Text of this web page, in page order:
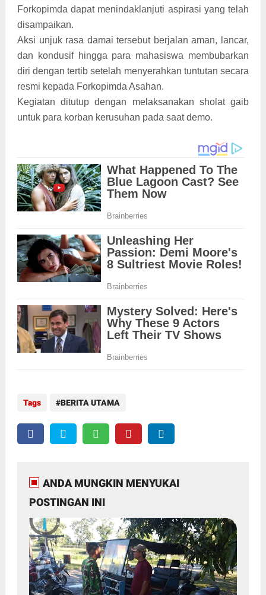
Forkopimda dapat menindaklanjuti aspirasi yang telah
disampaikan.
Aksi unjuk rasa damai tersebut berjalan aman, lancar,
dan kondusif hingga para mahasiswa membubarkan
diri dengan tertib setelah menyerahkan tuntutan secara
resmi kepada Forkopimda Asahan.
Kegiatan ditutup dengan melaksanakan sholat gaib
untuk para korban kerusuhan pada saat demo.
Tags BERITA UTAMA
ANDA MUNGKIN MENYUKAI
POSTINGAN INI